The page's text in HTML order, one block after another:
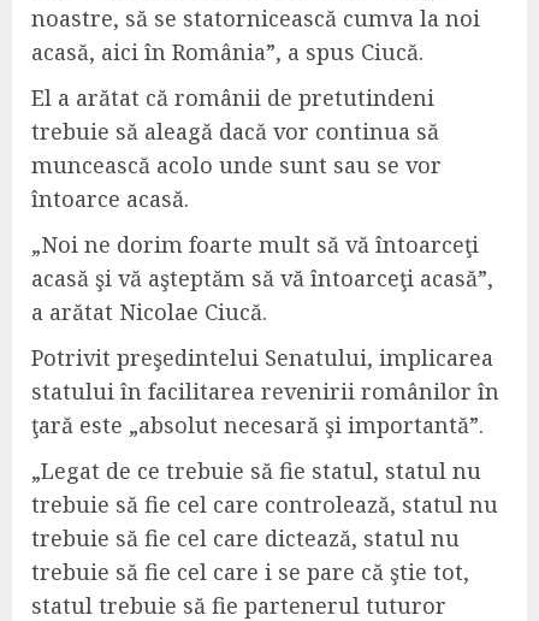
noastre, să se statornicească cumva la noi
acasă, aici în România”, a spus Ciucă.
El a arătat că românii de pretutindeni
trebuie să aleagă dacă vor continua să
muncească acolo unde sunt sau se vor
întoarce acasă.
„Noi ne dorim foarte mult să vă întoarceţi
acasă şi vă aşteptăm să vă întoarceţi acasă”,
a arătat Nicolae Ciucă.
Potrivit preşedintelui Senatului, implicarea
statului în facilitarea revenirii românilor în
ţară este „absolut necesară şi importantă”.
„Legat de ce trebuie să fie statul, statul nu
trebuie să fie cel care controlează, statul nu
trebuie să fie cel care dictează, statul nu
trebuie să fie cel care i se pare că ştie tot,
statul trebuie să fie partenerul tuturor